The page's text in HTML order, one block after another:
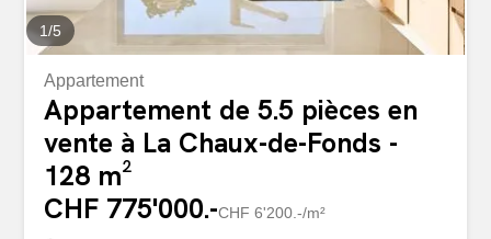
1/5
Appartement
Appartement de 5.5 pièces en
vente à La Chaux-de-Fonds -
128 m²
CHF 775'000.-CHF 6'200.-/m²